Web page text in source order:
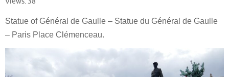
Statue of Général de Gaulle – Statue du Général de Gaulle
– Paris Place Clémenceau.